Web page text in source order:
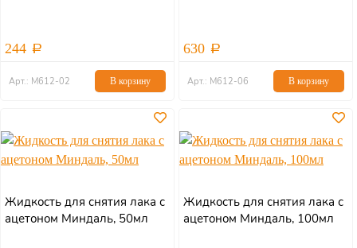
244
Арт.: М612-02 В корзину
630
Арт.: М612-06 В корзину
Жидкость для снятия лака с
ацетоном Миндаль, 50мл
Жидкость для снятия лака с
ацетоном Миндаль, 100мл